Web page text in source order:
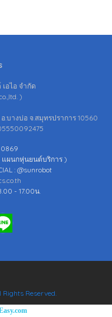
อไอ จำกัด
)
.บางบ่อ จ.สมุทรปราการ 10560
0869
แผนกหุ่นยนต์บริการ )
: @sunrobot
- 17.00น.
Reserved.